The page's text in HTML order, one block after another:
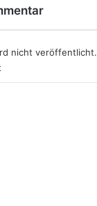
nicht veröffentlicht.